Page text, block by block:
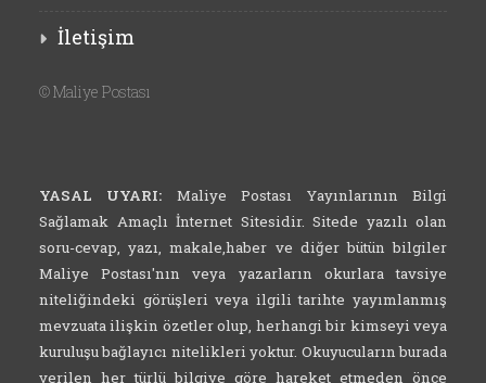
İletişim
©Maliye Postası
YASAL UYARI: Maliye Postası Yayınlarının Bilgi
Sağlamak Amaçlı İnternet Sitesidir. Sitede yazılı olan
soru-cevap, yazı, makale,haber ve diğer bütün bilgiler
Maliye Postası'nın veya yazarların okurlara tavsiye
niteliğindeki görüşleri veya ilgili tarihte yayımlanmış
mevzuata ilişkin özetler olup, herhangi bir kimseyi veya
kuruluşu bağlayıcı nitelikleri yoktur. Okuyucuların burada
verilen her türlü bilgiye göre hareket etmeden önce